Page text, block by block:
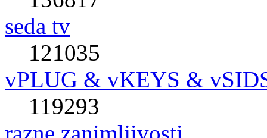
seda tv
121035
vPLUG & vKEYS &
119293